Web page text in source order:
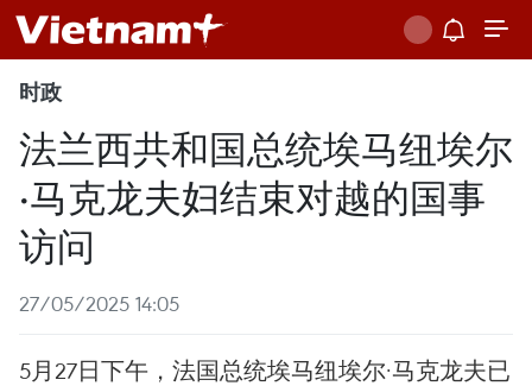
时政
法兰西共和国总统埃马纽埃尔
·马克龙夫妇结束对越的国事
访问
27/05/2025 14:05
5月27日下午，法国总统埃马纽埃尔·马克龙夫已